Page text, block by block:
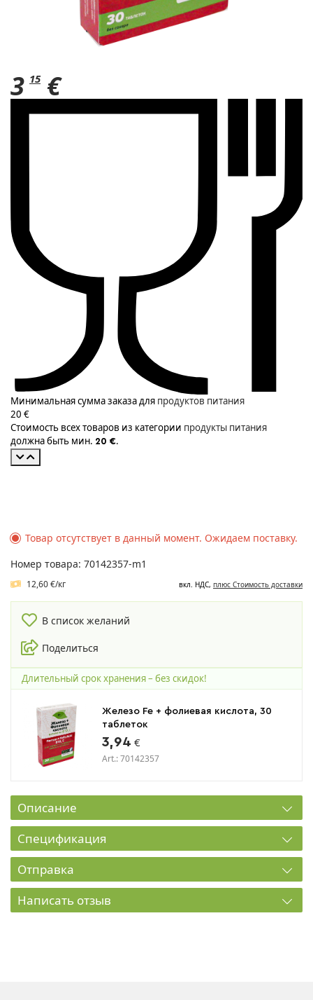
3 15 €
Минимальная сумма заказа для продуктов питания
20 €
Стоимость всех товаров из категории продукты питания
должна быть мин. 20 €.
Товар отсутствует в данный момент. Ожидаем поставку.
Номер товара: 70142357-m1
12,60 €/кг вкл. НДС, плюс Cтоимость доставки
В список желаний
Поделиться
Длительный срок хранения – без скидок!
Железо Fe + фолиевая кислота, 30
таблеток
3,94 €
Art.: 70142357
Описание
Спецификация
Отправка
Написать отзыв